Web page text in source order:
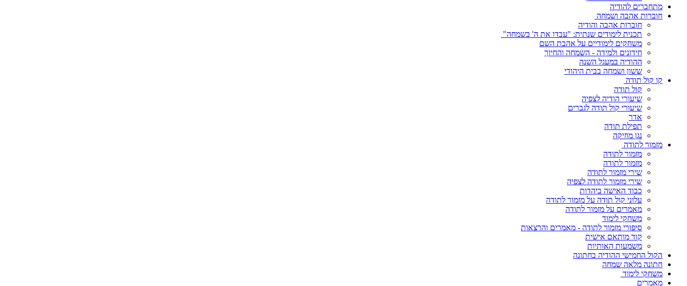
מתחברים להודיה
חוברות אהבה ושמחה
חוברות אהבה והודיה
תכנית לימודים שנתית: "עבדו את ה' בשמחה"
משחקים לימודיים על אהבת השם
חידונים ולמידה - השמחה והחיוך
ההודיה במעגל השנה
ששון ושמחה בבית היהודי
קו קול תודה
קול תודה
שיעורי הודיה לצפיה
שיעורי קול תודה לגברים
אדר
תפילת תודה
נגן מוזיקה
מזמור לתודה
מזמור לתודה
מזמור לתודה
שירי מזמור לתודה
שירי מזמור לתודה לצפיה
כבוד האישה ביהדות
עלוני קול תודה על מזמור לתודה
מאמרים על מזמור לתודה
משחקי לימוד
סיפורי מזמור לתודה - מאמרים והרצאות
קוד מותאם אישית
משמעות האותיות
הקול החמישי ההודיה בחתונה
חתונה מלאה שמחה
משחקי לימוד
מאמרים